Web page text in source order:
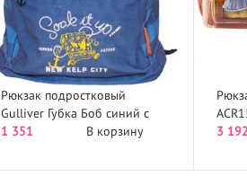
Рюкзак подростковый
Gulliver Губка Боб синий с
голубым серия Морская
1 351 В корзину
3 192